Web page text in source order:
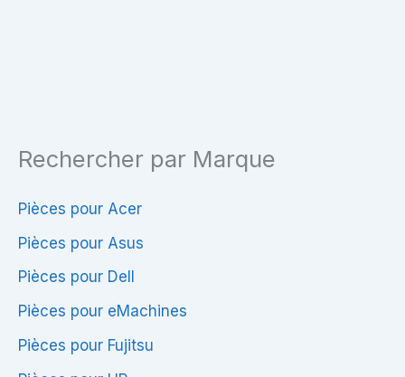
Rechercher par Marque
Pièces pour Acer
Pièces pour Asus
Pièces pour Dell
Pièces pour eMachines
Pièces pour Fujitsu
Rev.C1
Compatible
PC